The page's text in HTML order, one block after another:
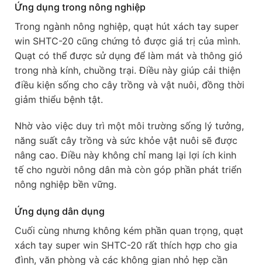
Ứng dụng trong nông nghiệp
Trong ngành nông nghiệp, quạt hút xách tay super
win SHTC-20 cũng chứng tỏ được giá trị của mình.
Quạt có thể được sử dụng để làm mát và thông gió
trong nhà kính, chuồng trại. Điều này giúp cải thiện
điều kiện sống cho cây trồng và vật nuôi, đồng thời
giảm thiểu bệnh tật.
Nhờ vào việc duy trì một môi trường sống lý tưởng,
năng suất cây trồng và sức khỏe vật nuôi sẽ được
nâng cao. Điều này không chỉ mang lại lợi ích kinh
tế cho người nông dân mà còn góp phần phát triển
nông nghiệp bền vững.
Ứng dụng dân dụng
Cuối cùng nhưng không kém phần quan trọng, quạt
xách tay super win SHTC-20 rất thích hợp cho gia
đình, văn phòng và các không gian nhỏ hẹp cần